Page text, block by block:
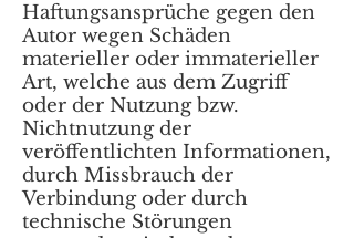
Haftungsansprüche gegen den
Autor wegen Schäden
materieller oder immaterieller
Art, welche aus dem Zugriff
oder der Nutzung bzw.
Nichtnutzung der
veröffentlichten Informationen,
durch Missbrauch der
Verbindung oder durch
technische Störungen